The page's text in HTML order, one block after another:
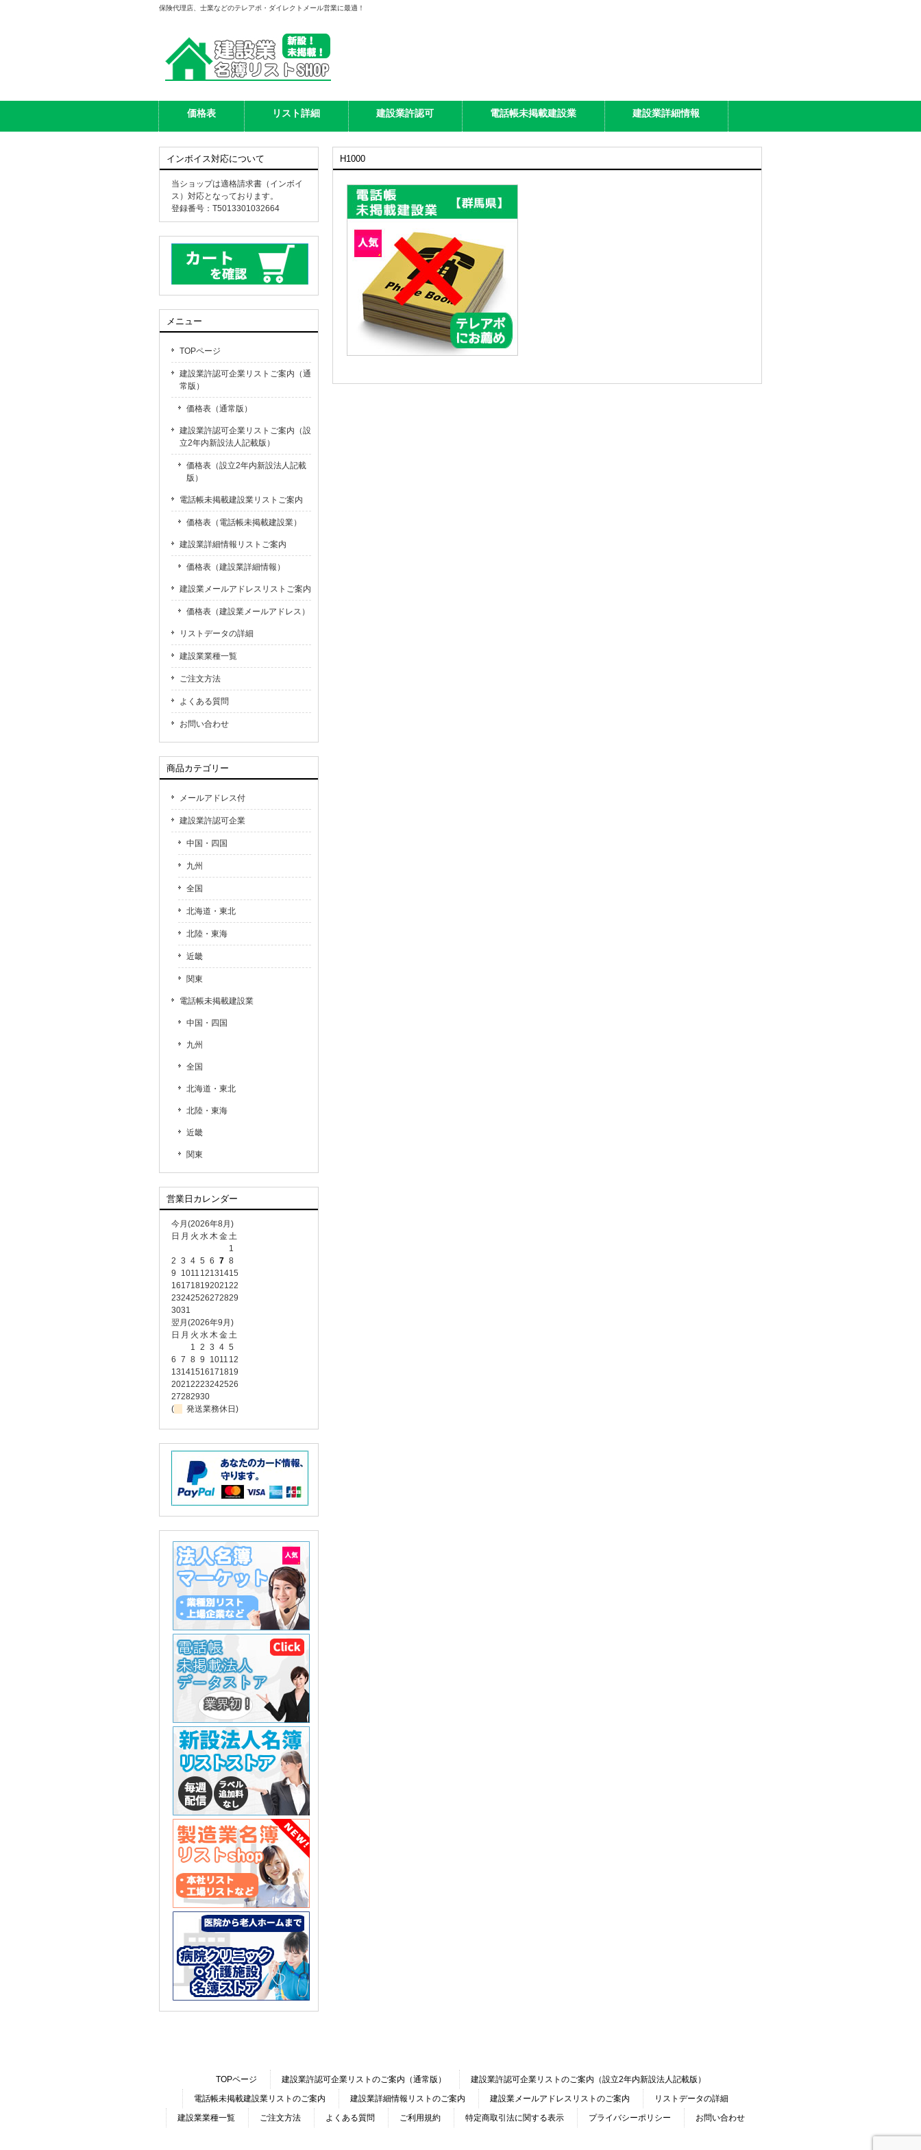
保険代理店、士業などのテレアポ・ダイレクトメール営業に最適！
価格表 リスト詳細 建設業許認可 電話帳未掲載建設業 建設業詳細情報
H1000
インボイス対応について
当ショップは適格請求書（インボイ
ス）対応となっております。
登録番号：T5013301032664
メニュー
TOPページ
建設業許認可企業リストご案内（通
常版）
価格表（通常版）
建設業許認可企業リストご案内（設
立2年内新設法人記載版）
価格表（設立2年内新設法人記載
版）
電話帳未掲載建設業リストご案内
価格表（電話帳未掲載建設業）
建設業詳細情報リストご案内
価格表（建設業詳細情報）
建設業メールアドレスリストご案内
価格表（建設業メールアドレス）
リストデータの詳細
建設業業種一覧
ご注文方法
よくある質問
お問い合わせ
商品カテゴリー
メールアドレス付
建設業許認可企業
中国・四国
九州
全国
北海道・東北
北陸・東海
近畿
関東
電話帳未掲載建設業
中国・四国
九州
全国
北海道・東北
北陸・東海
近畿
関東
営業日カレンダー
今月(2026年8月)
日 月 火 水木金土
1
2 3 4 5 6 7 8
9
1011 12131415
16171819202122
23242526272829
3031
翌月(2026年9月)
日 月 火 水木金土
1 2 3 4 5
6 7 8 9 1011 12
13141516171819
20212223242526
27282930
(
発送業務休日)
TOPページ 建設業許認可企業リストのご案内（通常版）
建設業許認可企業リストのご案内（設立2年内新設法人記載版）
電話帳未掲載建設業リストのご案内
建設業詳細情報リストのご案内 建設業メールアドレスリストのご案内
リストデータの詳細
建設業業種一覧
ご注文方法 よくある質問 ご利用規約 特定商取引法に関する表示 プライバシーポリシー お問い合わせ